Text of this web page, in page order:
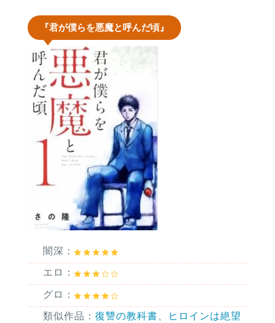
『君が僕らを悪魔と呼んだ頃』
闇深：
エロ：
グロ：
類似作品： 復讐の教科書
ヒロインは絶望